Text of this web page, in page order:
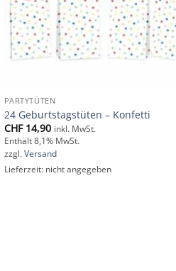
PARTYTÜTEN
24 Geburtstagstüten – Konfetti
CHF14,90 inkl. MwSt.
Enthält 8,1% MwSt.
zzgl. Versand
Lieferzeit: nicht angegeben